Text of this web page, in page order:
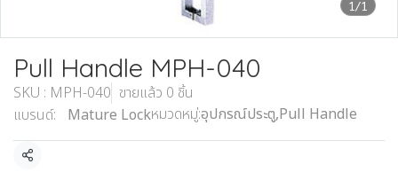
1/1
Pull Handle MPH-040
SKU : MPH-040 ขายแล้ว 0 ชิ้น
แบรนด์:
Mature Lockหมวดหมู่:อุปกรณ์ประตู,Pull Handle
แชร์